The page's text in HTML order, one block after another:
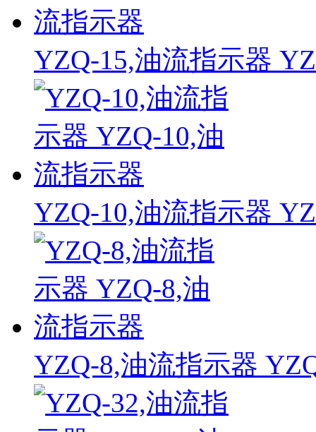
YZQ-15,油流指示器
YZQ-10,油流指示器
YZQ-8,油流指示器